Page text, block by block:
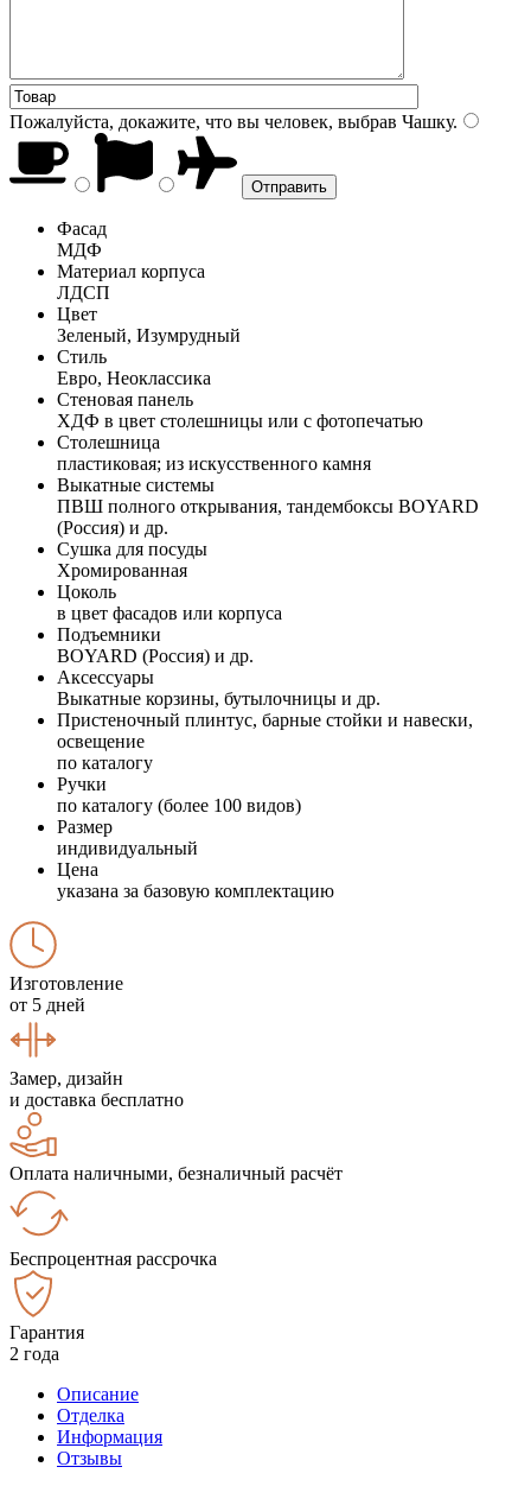
Пожалуйста, докажите, что вы человек, выбрав Чашку.
Фасад
МДФ
Материал корпуса
ЛДСП
Цвет
Зеленый, Изумрудный
Стиль
Евро, Неоклассика
Стеновая панель
ХДФ в цвет столешницы или с фотопечатью
Столешница
пластиковая; из искусственного камня
Выкатные системы
ПВШ полного открывания, тандембоксы BOYARD
(Россия) и др.
Сушка для посуды
Хромированная
Цоколь
в цвет фасадов или корпуса
Подъемники
BOYARD (Россия) и др.
Аксессуары
Выкатные корзины, бутылочницы и др.
Пристеночный плинтус, барные стойки и навески,
освещение
по каталогу
Ручки
по каталогу (более 100 видов)
Размер
индивидуальный
Цена
указана за базовую комплектацию
Изготовление
от 5 дней
Замер, дизайн
и доставка бесплатно
Оплата наличными, безналичный расчёт
Беспроцентная рассрочка
Гарантия
2 года
Описание
Отделка
Информация
Отзывы